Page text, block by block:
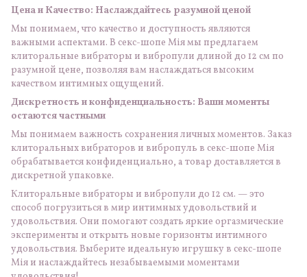
Цена и Качество: Наслаждайтесь разумной ценой
Мы понимаем, что качество и доступность являются
важными аспектами. В секс-шопе Мія мы предлагаем
клиторальные вибраторы и вибропули длиной до 12 см по
разумной цене, позволяя вам наслаждаться высоким
качеством интимных ощущений.
Дискретность и конфиденциальность: Ваши моменты
остаются частными
Мы понимаем важность сохранения личных моментов. Заказ
клиторальных вибраторов и вибропуль в секс-шопе Мія
обрабатывается конфиденциально, а товар доставляется в
дискретной упаковке.
Клиторальные вибраторы и вибропули до 12 см. — это
способ погрузиться в мир интимных удовольствий и
удовольствия. Они помогают создать яркие оргазмические
эксперименты и открыть новые горизонты интимного
удовольствия. Выберите идеальную игрушку в секс-шопе
Мія и наслаждайтесь незабываемыми моментами